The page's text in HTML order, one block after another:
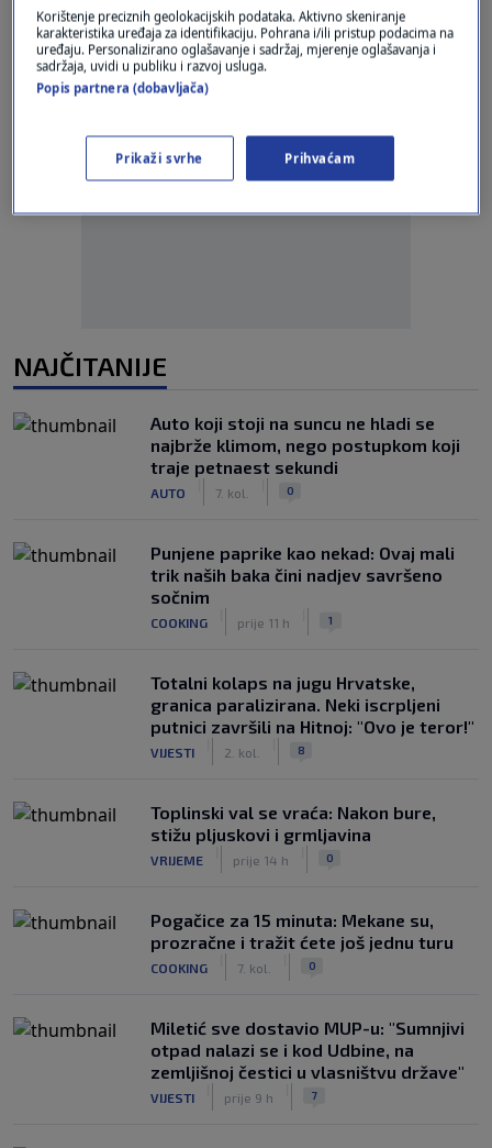
NAJČITANIJE
Auto koji stoji na suncu ne hladi se
najbrže klimom, nego postupkom koji
traje petnaest sekundi
AUTO 7. kol. 0
Punjene paprike kao nekad: Ovaj mali
trik naših baka čini nadjev savršeno
sočnim
COOKING prije 11 h 1
Totalni kolaps na jugu Hrvatske,
granica paralizirana. Neki iscrpljeni
putnici završili na Hitnoj: "Ovo je teror!"
VIJESTI 2. kol. 8
Toplinski val se vraća: Nakon bure,
stižu pljuskovi i grmljavina
VRIJEME prije 14 h 0
Pogačice za 15 minuta: Mekane su,
prozračne i tražit ćete još jednu turu
COOKING 7. kol. 0
Miletić sve dostavio MUP-u: "Sumnjivi
otpad nalazi se i kod Udbine, na
zemljišnoj čestici u vlasništvu države"
VIJESTI prije 9 h 7
Korištenje preciznih geolokacijskih podataka. Aktivno skeniranje
karakteristika uređaja za identifikaciju. Pohrana i/ili pristup podacima na
uređaju. Personalizirano oglašavanje i sadržaj, mjerenje oglašavanja i
sadržaja, uvidi u publiku i razvoj usluga.
Popis partnera (dobavljača)
Prikaži svrhe Prihvaćam